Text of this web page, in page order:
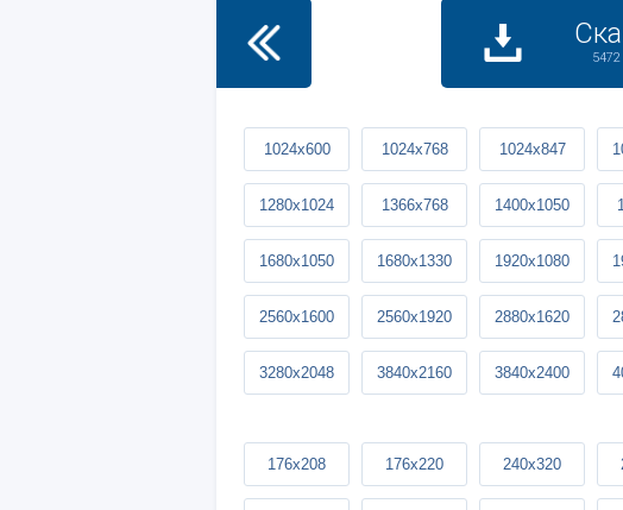
1024x600 1024x768 1024x847
1280x1024 1366x768 1400x1050
1680x1050 1680x1330 1920x1080
2560x1600 2560x1920 2880x1620
3280x2048 3840x2160 3840x2400
176x208 176x220 240x320